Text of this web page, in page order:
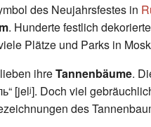
des Neujahrsfestes in
. Hunderte festlich
Plätze und Parks in
ihreTannenbäume.
[jelʲ]. Doch viel
des